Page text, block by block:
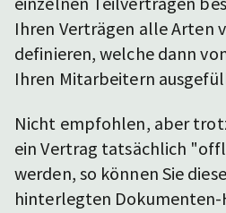
Ihren Verträgen alle Arten
definieren, welche dann
Ihren Mitarbeitern
Nicht empfohlen, aber
ein Vertrag tatsächlich
werden, so können Sie
hinterlegten